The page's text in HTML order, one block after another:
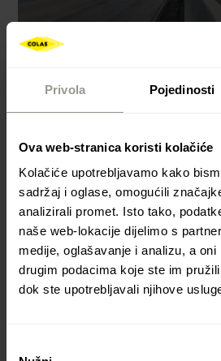
Privola Pojedinosti
Ova web-stranica koristi kolačiće
Kolačiće upotrebljavamo kako
sadržaj i oglase, omogućili
analizirali promet. Isto tako,
naše web-lokacije dijelimo s
medije, oglašavanje i analizu, a
drugim podacima koje ste im
dok ste upotrebljavali njihove
Tip Svrha
C40B3-Z Zimska varijanta,
C55B3
slojeva asfalta